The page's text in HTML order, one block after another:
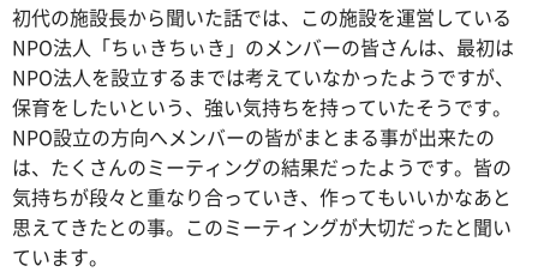
初代の施設長から聞いた話では、この施設を運営している
NPO法人「ちぃきちぃき」のメンバーの皆さんは、最初は
NPO法人を設立するまでは考えていなかったようですが、
保育をしたいという、強い気持ちを持っていたそうです。
NPO設立の方向へメンバーの皆がまとまる事が出来たの
は、たくさんのミーティングの結果だったようです。皆の
気持ちが段々と重なり合っていき、作ってもいいかなあと
思えてきたとの事。このミーティングが大切だったと聞い
ています。